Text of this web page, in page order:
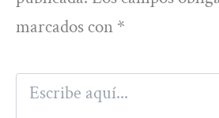
marcados con *
Escribe
aquí...